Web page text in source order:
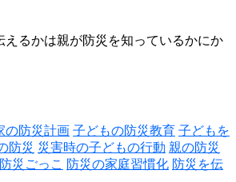
えるかは親が防災を知っているかにか
の防災計画 子どもの防災教育 子どもを
防災 災害時の子どもの行動 親の防災
防災ごっこ 防災の家庭習慣化 防災を伝